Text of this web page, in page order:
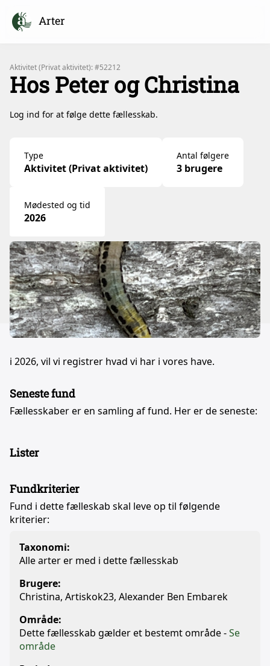
Arter
Aktivitet (Privat aktivitet): #52212
Hos Peter og Christina
Log ind for at følge dette fællesskab.
Type
Aktivitet (Privat aktivitet)
Antal følgere
3 brugere
Mødested og tid
2026
i 2026, vil vi registrer hvad vi har i vores have.
Seneste fund
Fællesskaber er en samling af fund. Her er de seneste:
Lister
Fundkriterier
Fund i dette fælleskab skal leve op til følgende
kriterier:
Taxonomi:
Alle arter er med i dette fællesskab
Brugere:
Christina, Artiskok23, Alexander Ben Embarek
Område:
Dette fællesskab gælder et bestemt område -Se
område